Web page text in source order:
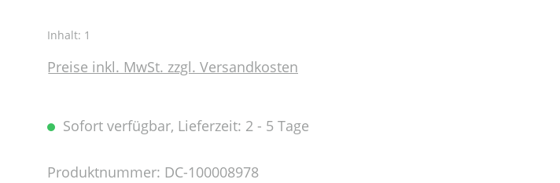
Inhalt: 1
Preise inkl. MwSt. zzgl. Versandkosten
Sofort verfügbar, Lieferzeit: 2 - 5 Tage
Produktnummer: DC-100008978